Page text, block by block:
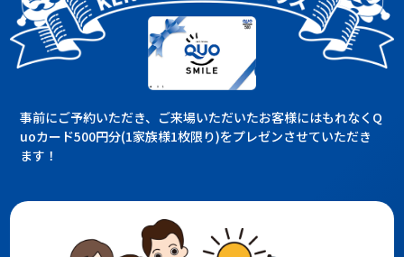
事前にご予約いただき、ご来場いただいたお客様にはもれなくQ
uoカード500円分(1家族様1枚限り)をプレゼンさせていただき
ます！